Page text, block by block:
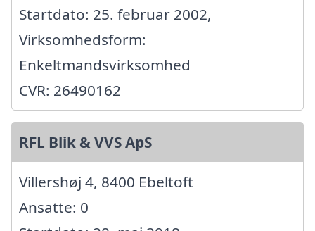
Startdato: 25. februar 2002,
Virksomhedsform:
Enkeltmandsvirksomhed
CVR: 26490162
RFL Blik & VVS ApS
Villershøj 4, 8400 Ebeltoft
Ansatte: 0